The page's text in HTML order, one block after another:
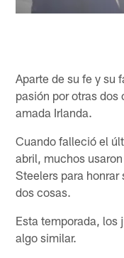
Aparte de su fe y su
pasión por otras dos
amada Irlanda.
Cuando falleció el
abril, muchos
Steelers para honrar
dos cosas.
Esta temporada, los
algo similar.